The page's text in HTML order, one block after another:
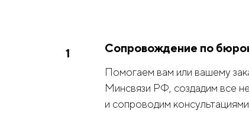
Сопровождение по
Помогаем вам или вашему
Минсвязи РФ, создадим все
и сопроводим